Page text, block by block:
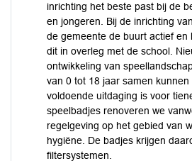
inrichting het beste past bij de
en jongeren. Bij de inrichting
de gemeente de buurt actief en
dit in overleg met de school.
ontwikkeling van
van 0 tot 18 jaar samen
voldoende uitdaging is voor
speelbadjes renoveren we
regelgeving op het gebied van
hygiëne. De badjes krijgen
filtersystemen.